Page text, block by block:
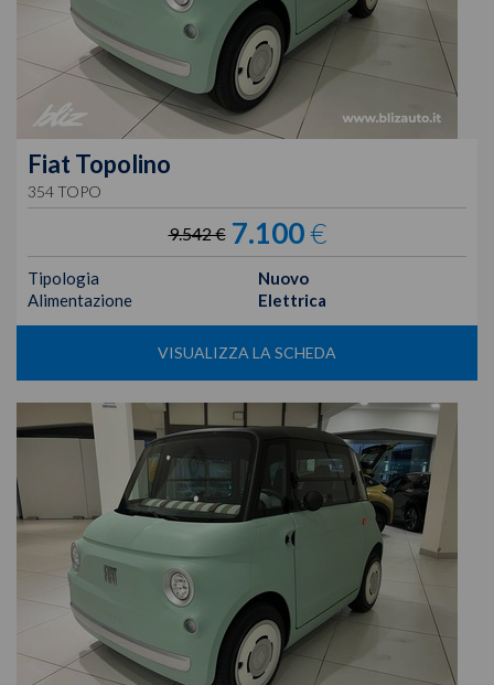
Fiat Topolino
354 TOPO
9.542 € 7.100€
Tipologia
Nuovo
Alimentazione
Elettrica
VISUALIZZA LA SCHEDA